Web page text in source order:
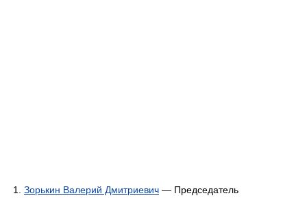
Зорькин Валерий Дмитриевич — Председатель